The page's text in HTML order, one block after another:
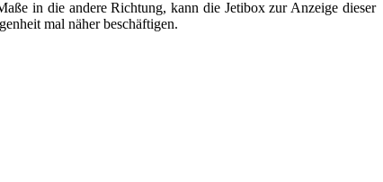
in die andere Richtung, kann die Jetibox zur Anzeige dieser
mal näher beschäftigen.